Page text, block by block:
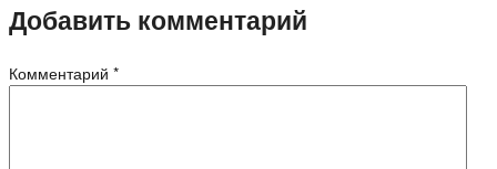
Добавить комментарий
Комментарий *